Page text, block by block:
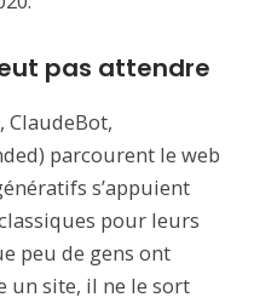
pas attendre
ClaudeBot,
parcourent le web
s’appuient
pour leurs
peu de gens ont
un site, il ne le sort